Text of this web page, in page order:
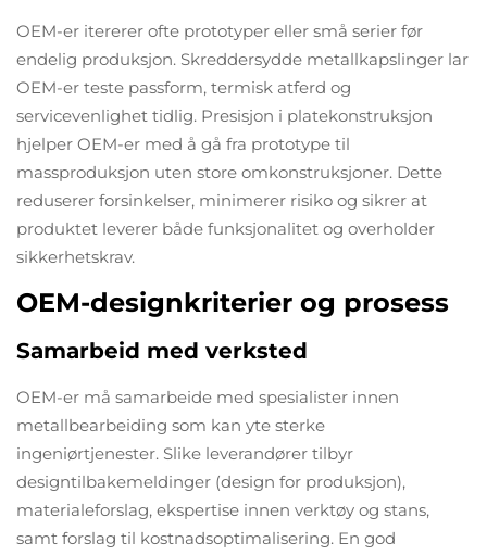
OEM-er itererer ofte prototyper eller små serier før
endelig produksjon. Skreddersydde metallkapslinger lar
OEM-er teste passform, termisk atferd og
servicevenlighet tidlig. Presisjon i platekonstruksjon
hjelper OEM-er med å gå fra prototype til
massproduksjon uten store omkonstruksjoner. Dette
reduserer forsinkelser, minimerer risiko og sikrer at
produktet leverer både funksjonalitet og overholder
sikkerhetskrav.
OEM-designkriterier og prosess
Samarbeid med verksted
OEM-er må samarbeide med spesialister innen
metallbearbeiding som kan yte sterke
ingeniørtjenester. Slike leverandører tilbyr
designtilbakemeldinger (design for produksjon),
materialeforslag, ekspertise innen verktøy og stans,
samt forslag til kostnadsoptimalisering. En god